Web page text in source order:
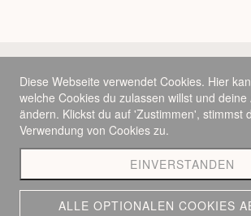
uns können Sie die leckeren
Spezialitäten degustieren und
Appenzeller Garten GmbH | 9100 Herisau |
Diese Webseite verwendet Cookies. Hier
welche Cookies du zulassen willst und
ändern. Klickst du auf 'Zustimmen', stimmst
Verwendung von Cookies zu.
EINVERSTANDEN
ALLE OPTIONALEN COOKIES